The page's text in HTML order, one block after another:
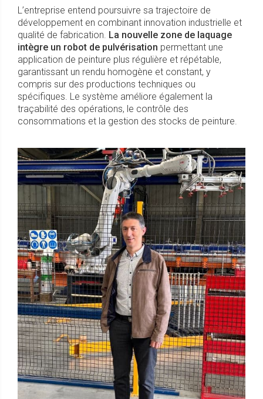
L’entreprise entend poursuivre sa trajectoire de
développement en combinant innovation industrielle et
qualité de fabrication. La nouvelle zone de laquage
intègre un robot de pulvérisation permettant une
application de peinture plus régulière et répétable,
garantissant un rendu homogène et constant, y
compris sur des productions techniques ou
spécifiques. Le système améliore également la
traçabilité des opérations, le contrôle des
consommations et la gestion des stocks de peinture.